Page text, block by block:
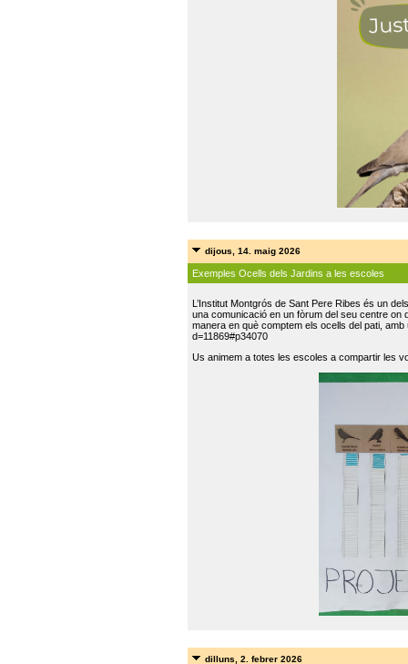
dijous, 14. maig 2026
Exemples Ocells dels Jardins a les escoles
L’Institut Montgrós de Sant Pere Ribes és un
una comunicació en un fòrum del seu centre on
manera en què comptem els ocells del pati,
d=11869#p34070
Us animem a totes les escoles a compartir les
dilluns, 2. febrer 2026